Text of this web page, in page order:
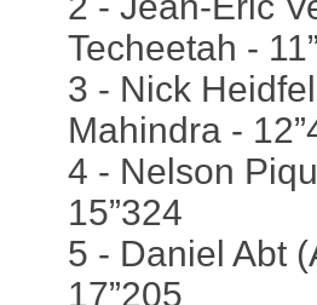
Techeetah -
3 - Nick
Mahindra -
4 - Nelson
15”324
5 - Daniel Abt
17”205